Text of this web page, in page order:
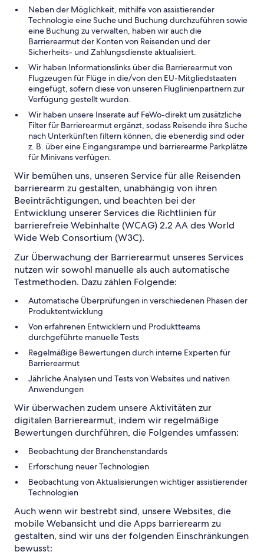
Neben der Möglichkeit, mithilfe von assistierender
Technologie eine Suche und Buchung durchzuführen sowie
eine Buchung zu verwalten, haben wir auch die
Barrierearmut der Konten von Reisenden und der
Sicherheits- und Zahlungsdienste aktualisiert.
Wir haben Informationslinks über die Barrierearmut von
Flugzeugen für Flüge in die/von den EU-Mitgliedstaaten
eingefügt, sofern diese von unseren Fluglinienpartnern zur
Verfügung gestellt wurden.
Wir haben unsere Inserate auf FeWo-direkt um zusätzliche
Filter für Barrierearmut ergänzt, sodass Reisende ihre Suche
nach Unterkünften filtern können, die ebenerdig sind oder
z. B. über eine Eingangsrampe und barrierearme Parkplätze
für Minivans verfügen.
Wir bemühen uns, unseren Service für alle Reisenden
barrierearm zu gestalten, unabhängig von ihren
Beeinträchtigungen, und beachten bei der
Entwicklung unserer Services die Richtlinien für
barrierefreie Webinhalte (WCAG) 2.2 AA des World
Wide Web Consortium (W3C).
Zur Überwachung der Barrierearmut unseres Services
nutzen wir sowohl manuelle als auch automatische
Testmethoden. Dazu zählen Folgende:
Automatische Überprüfungen in verschiedenen Phasen der
Produktentwicklung
Von erfahrenen Entwicklern und Produktteams
durchgeführte manuelle Tests
Regelmäßige Bewertungen durch interne Experten für
Barrierearmut
Jährliche Analysen und Tests von Websites und nativen
Anwendungen
Wir überwachen zudem unsere Aktivitäten zur
digitalen Barrierearmut, indem wir regelmäßige
Bewertungen durchführen, die Folgendes umfassen:
Beobachtung der Branchenstandards
Erforschung neuer Technologien
Beobachtung von Aktualisierungen wichtiger assistierender
Technologien
Auch wenn wir bestrebt sind, unsere Websites, die
mobile Webansicht und die Apps barrierearm zu
gestalten, sind wir uns der folgenden Einschränkungen
bewusst: